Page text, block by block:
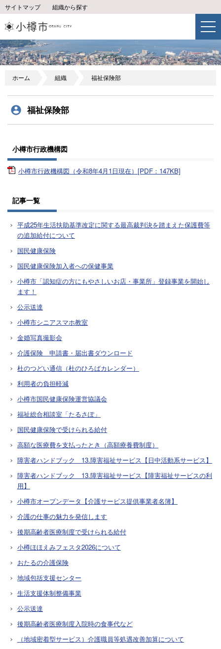
サイトマップ 組織から探す
ホーム 組織 福祉保険部
福祉保険部
小樽市行政機構図
小樽市行政機構図（令和8年4月1日現在）[PDF：147KB]
記事一覧
平成25年生活扶助基準改定に関する最高裁判決を踏まえた保護費等
の追加給付について
国民健康保険
国民健康保険加入者への保健事業
小樽市「認知症の方にもやさしいお店・事業所」登録事業を開始し
ます！
公示送達
小樽市シニアスマホ教室
金婚写真撮影会
介護保険 申請書・届出書ダウンロード
杜のつどい通信（杜のひろばカレンダー）
利用者の負担軽減
小樽市国民健康保険運営協議会
福祉総合相談室「たるさぽ」
国民健康保険で受けられる給付
高額な医療費を支払ったとき（高額療養費制度）
障害者ハンドブック 13.障害福祉サービス【日中活動系サービス】
障害者ハンドブック 13.障害福祉サービス【障害福祉サービスの利
用】
小樽市オープンデータ【介護サービス提供事業者名簿】
介護の仕事の魅力を発信します
後期高齢者医療制度で受けられる給付
小樽ほほえみフェスタ2026について
おたるの介護保険
地域包括支援センター
生活支援体制整備事業
公示送達
後期高齢者医療制度入院時の食事代など
（地域密着型サービス）介護職員等処遇改善加算について